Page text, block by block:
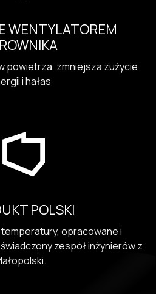
WENTYLATOREM
powietrza, zmniejsza zużycie
i hałas
POLSKI
opracowane i
zespół inżynierów z